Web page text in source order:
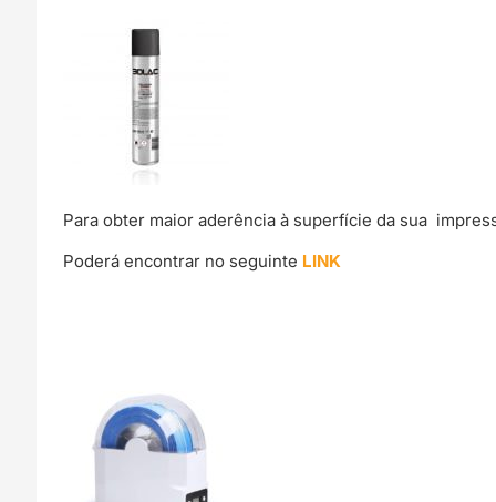
Para obter maior aderência à superfície da sua
Poderá encontrar no seguinte LINK